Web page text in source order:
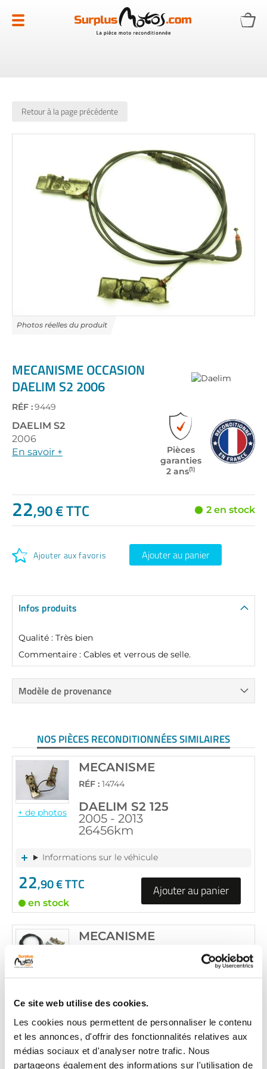
Ce site web utilise des cookies.
Les cookies nous permettent de personnaliser le contenu
et les annonces, d'offrir des fonctionnalités relatives aux
médias sociaux et d'analyser notre trafic. Nous
partageons également des informations sur l'utilisation de
au
contenu
Retour à la page précédente
the
beginning
of
the
images
gallery
MECANISME OCCASION
DAELIM S2 2006
RÉF :9449
DAELIM S2
2006
En savoir +
Pièces
garanties
2 ans(1)
22,90 € TTC 2 en stock
Ajouter aux favoris Ajouter au panier
Infos produits
Qualité : Très bien
Commentaire : Cables et verrous de selle.
Modèle de provenance
NOS PIÈCES RECONDITIONNÉES SIMILAIRES
+ de photos
MECANISME
RÉF : 14744
DAELIM S2 125
2005 - 2013
26456km
Informations sur le véhicule
22,90 € TTC
en stock
Ajouter au panier
+ de photos
MECANISME
DAELIM S2 125
52964km
Informations sur le véhicule
19,90 € TTC Ajouter au panier